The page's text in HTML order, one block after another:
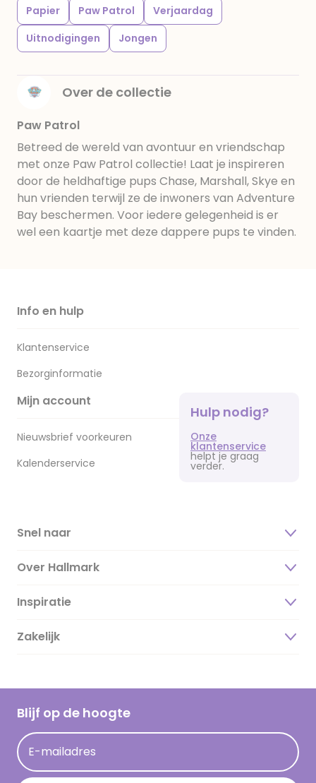
Papier Paw Patrol
Verjaardag
Uitnodigingen
Jongen
Over de collectie
Paw Patrol
Betreed de wereld van avontuur en vriendschap
met onze Paw Patrol collectie! Laat je inspireren
door de heldhaftige pups Chase, Marshall, Skye en
hun vrienden terwijl ze de inwoners van Adventure
Bay beschermen. Voor iedere gelegenheid is er
wel een kaartje met deze dappere pups te vinden.
Info en hulp
Klantenservice
Bezorginformatie
Mijn account
Nieuwsbrief voorkeuren
Kalenderservice
Hulp nodig?
Onze
klantenservice
helpt je graag
verder.
Snel naar
Over Hallmark
Over ons
Duurzaamheid
Hallmark Kaartclub
Acties
Persberichten
Inspiratie
Magazine
Cadeau inspiratie
Kaartinspiratie
Zakelijk
Blijf op de hoogte
E-mailadres